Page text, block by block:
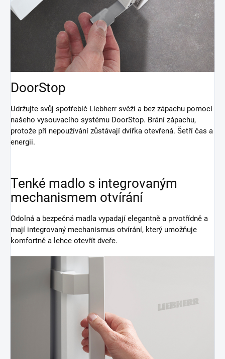
DoorStop
Udržujte svůj spotřebič Liebherr svěží a bez zápachu pomocí
našeho vysouvacího systému DoorStop. Brání zápachu,
protože při nepoužívání zůstávají dvířka otevřená. Šetří čas a
energii.
Tenké madlo s integrovaným
mechanismem otvírání
Odolná a bezpečná madla vypadají elegantně a prvotřídně a
mají integrovaný mechanismus otvírání, který umožňuje
komfortně a lehce otevřít dveře.